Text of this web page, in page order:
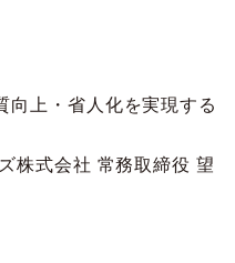
・省人化を実現する
社 常務取締役 望